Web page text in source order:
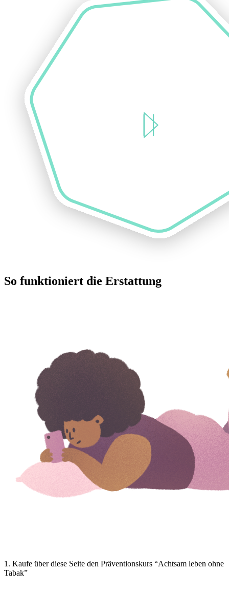
So funktioniert die Erstattung
1. Kaufe über diese Seite den Präventionskurs “Achtsam leben ohne
Tabak”